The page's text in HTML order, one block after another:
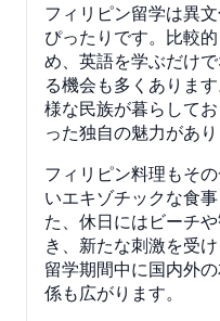
フィリピン留学は異
ぴったりです。比較
め、英語を学ぶだけ
る機会も多くありま
様な民族が暮らして
った独自の魅力があり
フィリピン料理もそ
いエキゾチックな食
た、休日にはビーチ
き、新たな刺激を受
留学期間中に国内外
係も広がります。